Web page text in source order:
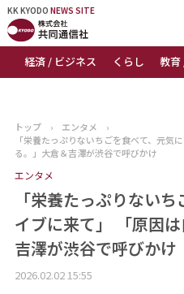
KK KYODO NEWS SITE
経済 / ビジネス くらし 教育
KK KYODONEWS SITE
トップページ
ニュース
おすすめコンテンツ
出版物
会社概要
トップ › エンタメ
›
「栄養たっぷりないちごを食べて、元気
る。」大倉＆吉澤が渋谷で呼びかけ
エンタメ
「栄養たっぷりない
イブに来て」 「原因
吉澤が渋谷で呼びかけ
2026.02.02 15:55